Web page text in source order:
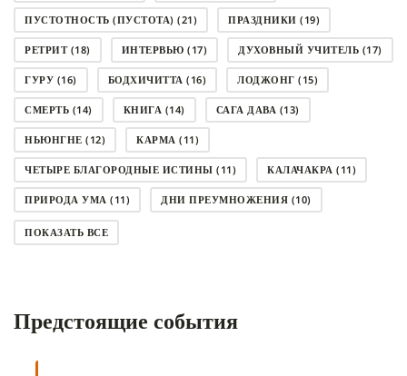
ПУСТОТНОСТЬ (ПУСТОТА) (21) ПРАЗДНИКИ (19)
РЕТРИТ(18) ИНТЕРВЬЮ (17) ДУХОВНЫЙ УЧИТЕЛЬ (17)
ГУРУ (16) БОДХИЧИТТА (16) ЛОДЖОНГ (15)
СМЕРТЬ (14) КНИГА (14) САГА ДАВА (13)
НЬЮНГНЕ (12) КАРМА (11)
ЧЕТЫРЕ БЛАГОРОДНЫЕ ИСТИНЫ (11) КАЛАЧАКРА (11)
ПРИРОДА УМА (11) ДНИ ПРЕУМНОЖЕНИЯ (10)
СОВЕТ(10)
АНАЛИТИЧЕСКАЯ МЕДИТАЦИЯ(7)
ПОКАЗАТЬ ВСЕ
Предстоящие события